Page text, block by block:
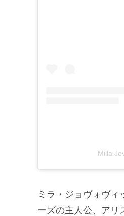
Milla
ミラ・ジョヴォヴ
ーズの主人公、アリ